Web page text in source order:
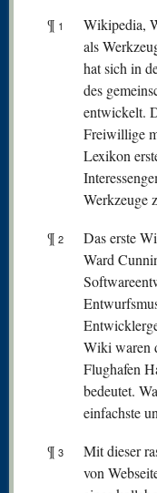
¶ 1
Wikipedia,
als
hat sich in
des
entwickelt.
Freiwillige
Lexikon
Werkzeuge
¶ 2
Das erste
Ward
Wiki waren
Flughafen
bedeutet.
einfachste
¶ 3
Mit dieser
von